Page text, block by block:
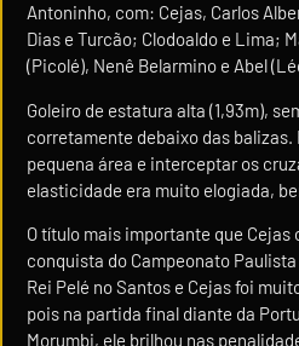
Antoninho, com: Cejas, Carlos
Dias e Turcão; Clodoaldo e Lima;
(Picolé), Nenê Belarmino e Abel
Goleiro de estatura alta (1,93m),
corretamente debaixo das balizas.
pequena área e interceptar os
elasticidade era muito elogiada,
O título mais importante que Cejas
conquista do Campeonato
Rei Pelé no Santos e Cejas foi
pois na partida final diante da
Morumbi, ele brilhou nas